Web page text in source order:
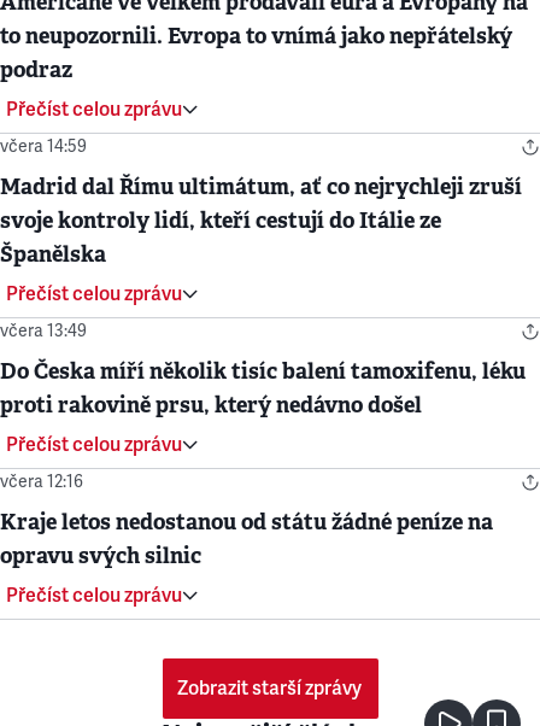
to neupozornili. Evropa to vnímá jako nepřátelský
podraz
Přečíst celou zprávu
včera 14:59
Madrid dal Římu ultimátum, ať co nejrychleji zruší
svoje kontroly lidí, kteří cestují do Itálie ze
Španělska
Přečíst celou zprávu
včera 13:49
Do Česka míří několik tisíc balení tamoxifenu, léku
proti rakovině prsu, který nedávno došel
Přečíst celou zprávu
včera 12:16
Kraje letos nedostanou od státu žádné peníze na
opravu svých silnic
Přečíst celou zprávu
Zobrazit starší zprávy